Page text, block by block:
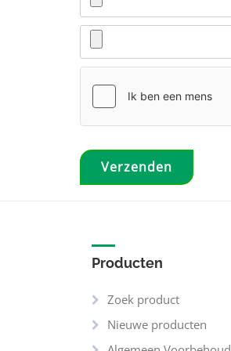
Producten
Zoek product
Nieuwe producten